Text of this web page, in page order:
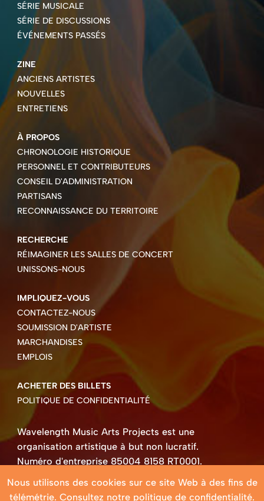
SÉRIE MUSICALE
SÉRIE DE DISCUSSIONS
ÉVÉNEMENTS PASSÉS
ZINE
ANCIENS ARTISTES
NOUVELLES
ENTRETIENS
À PROPOS
CHRONOLOGIE HISTORIQUE
PERSONNEL ET CONTRIBUTEURS
CONSEIL D'ADMINISTRATION
PARTISANS
RECONNAISSANCE DU TERRITOIRE
RECHERCHE
RÉIMAGINER LES SALLES DE CONCERT
UNISSONS-NOUS
IMPLIQUEZ-VOUS
CONTACTEZ-NOUS
SOUMISSION D'ARTISTE
MARCHANDISES
EMPLOIS
ACHETER DES BILLETS
POLITIQUE DE CONFIDENTIALITÉ
Wavelength Music Arts Projects est une
organisation artistique à but non lucratif.
Numéro d'entreprise 85004 8158 RT0001.
Droits d'auteur ©2026 Wavelength Music Art
Projects
Nous utilisons des cookies sur ce site Web à des fins de
télémétrie. Consultez notre politique de confidentialité.